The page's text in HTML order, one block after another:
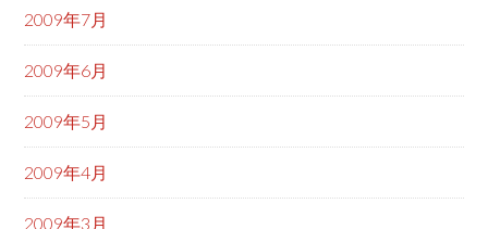
2009年7月
2009年6月
2009年5月
2009年4月
2009年3月